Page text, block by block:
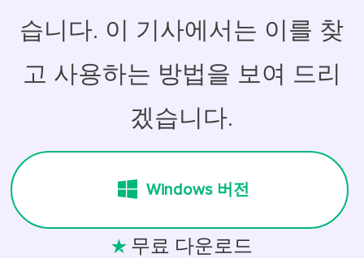
습니다. 이 기사에서는 이를 찾
고 사용하는 방법을 보여 드리
겠습니다.
Windows 버전
 무료 다운로드